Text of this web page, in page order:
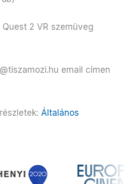
Quest 2 VR szemüveg
email címen
Általános